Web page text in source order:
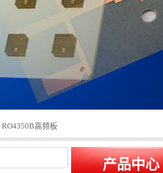
RO4350B高频板
产品中心